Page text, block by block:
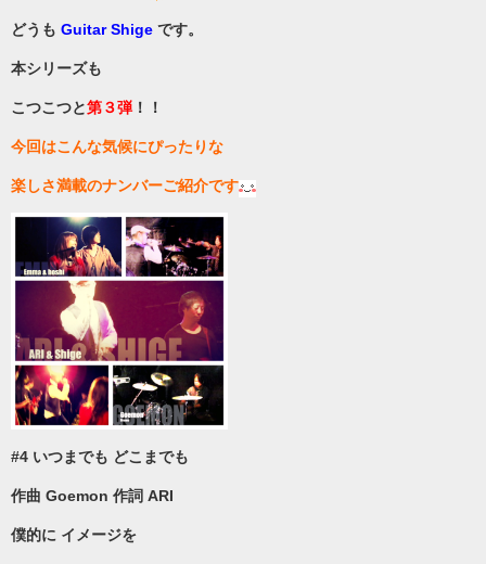
どうも Guitar Shige です。
本シリーズも
こつこつと第３弾 ！！
今回はこんな気候にぴったりな
楽しさ満載のナンバーご紹介です
#4 いつまでも どこまでも
作曲 Goemon 作詞 ARI
僕的に イメージを